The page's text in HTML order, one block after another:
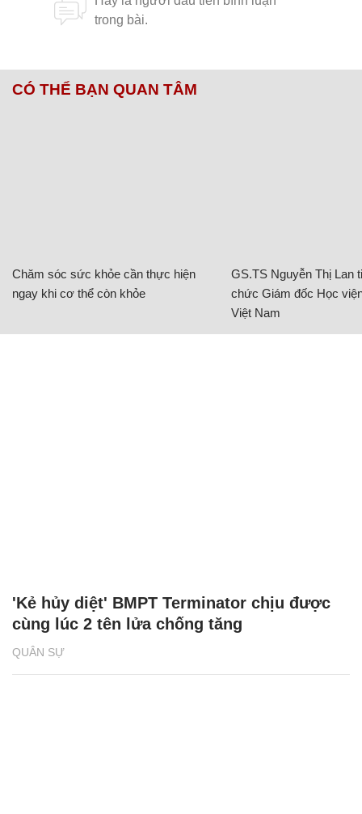
CÓ THỂ BẠN QUAN TÂM
Chăm sóc sức khỏe cần thực hiện
ngay khi cơ thể còn khỏe
GS.TS Nguyễn Thị Lan
chức Giám đốc Học
Việt Nam
QUÂN SỰ
'Kẻ hủy diệt' BMPT Terminator chịu được
cùng lúc 2 tên lửa chống tăng